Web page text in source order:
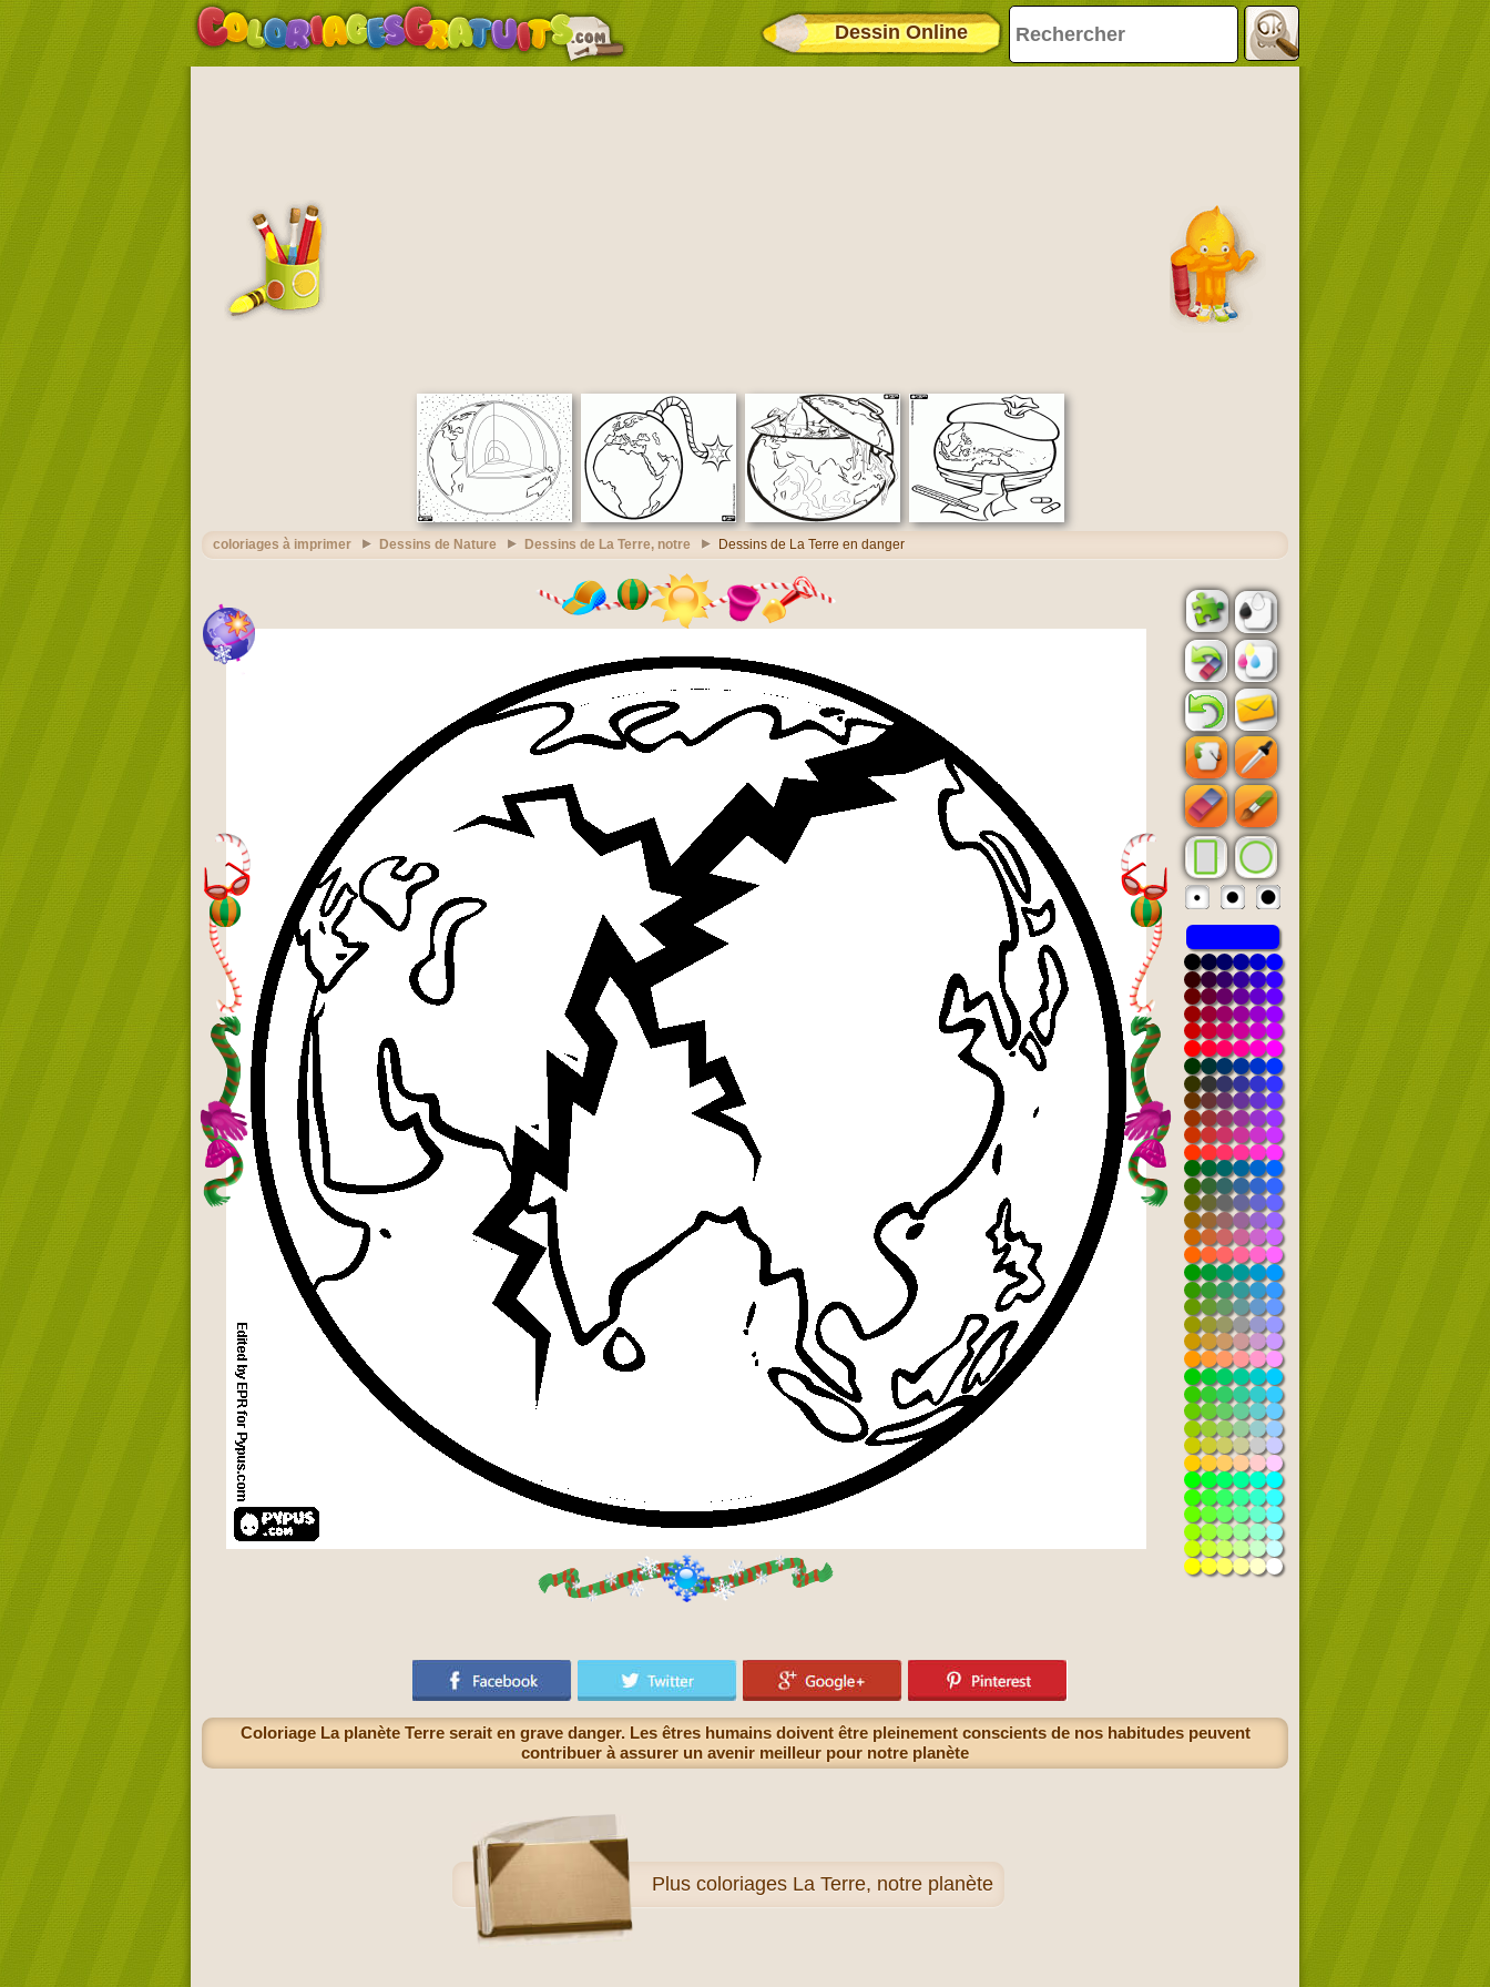
Dessin Online
coloriages à imprimer Dessins de Nature Dessins de La Terre, notre Dessins de La Terre en danger
Coloriage La planète Terre serait en grave danger. Les êtres humains doivent être pleinement conscients de nos habitudes peuvent
contribuer à assurer un avenir meilleur pour notre planète
Plus coloriages La Terre, notre planète